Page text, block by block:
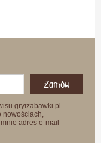
Zamów
gryizabawki.pl
nowościach,
adres e-mail